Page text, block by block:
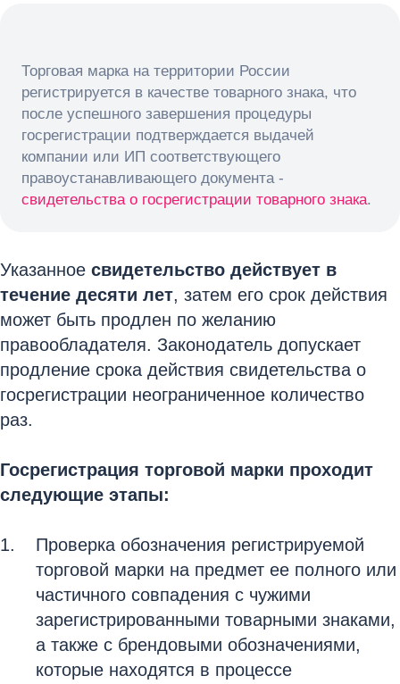
Торговая марка на территории России
регистрируется в качестве товарного знака, что
после успешного завершения процедуры
госрегистрации подтверждается выдачей
компании или ИП соответствующего
правоустанавливающего документа -
свидетельства о госрегистрации товарного знака.
Указанное свидетельство действует в
течение десяти лет, затем его срок действия
может быть продлен по желанию
правообладателя. Законодатель допускает
продление срока действия свидетельства о
госрегистрации неограниченное количество
раз.
Госрегистрация торговой марки проходит
следующие этапы:
Проверка обозначения регистрируемой
торговой марки на предмет ее полного или
частичного совпадения с чужими
зарегистрированными товарными знаками,
а также с брендовыми обозначениями,
которые находятся в процессе